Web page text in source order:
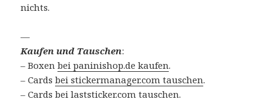
nichts.
—
Kaufen und Tauschen:
– Boxenbei paninishop.de kaufen.
– Cardsbei stickermanager.com tauschen.
– Cardsbei laststicker.com tauschen.